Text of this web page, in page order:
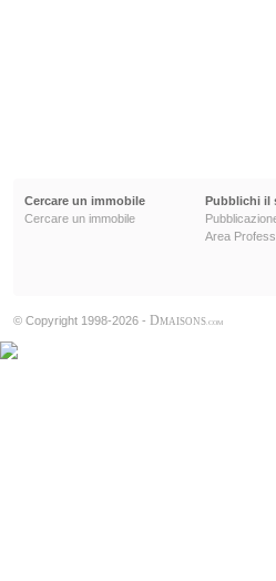
Cercare un immobile
Cercare un immobile
Pubblichi il
Area
© Copyright 1998-2026 - DMAISONS .COM